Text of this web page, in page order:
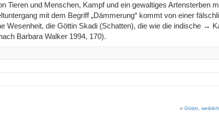
Tieren und Menschen, Kampf und ein gewaltiges Artensterben
mit dem Begriff „Dämmerung“ kommt von einer
Wesenheit, die Göttin Skadi (Schatten), die wie die indische →
Barbara Walker 1994, 170).
» Göttin,